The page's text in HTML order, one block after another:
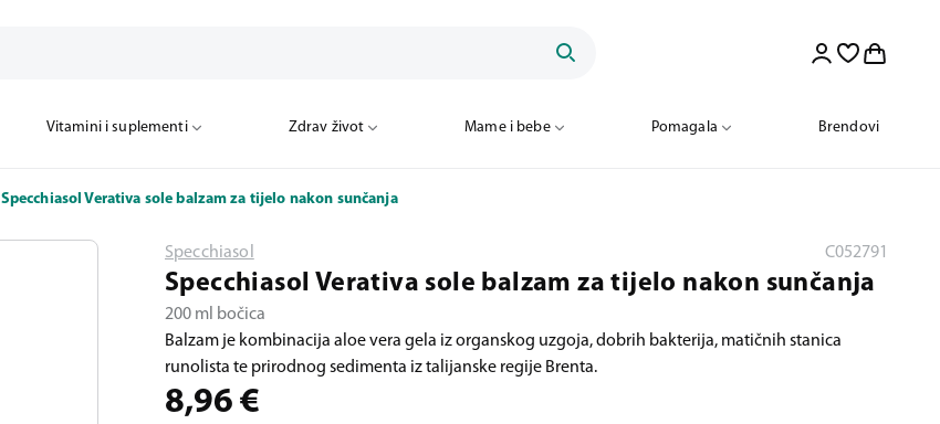
Vitamini i suplementi Zdrav život Mame i bebe Pomagala Brendovi
Specchiasol Verativa sole balzam za tijelo nakon sunčanja
Specchiasol C052791
Specchiasol Verativa sole balzam za tijelo nakon sunčanja
200 ml bočica
Balzam je kombinacija aloe vera gela iz organskog uzgoja, dobrih bakterija, matičnih stanica
runolista te prirodnog sedimenta iz talijanske regije Brenta.
8,96 €